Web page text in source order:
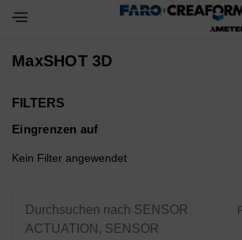
Toggle Navigation Menu
MaxSHOT 3D
FILTERS
Eingrenzen auf
Kein Filter angewendet
Durchsuchen nach SENSOR
ACTUATION, SENSOR